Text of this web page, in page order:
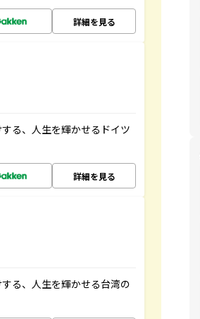
詳細を見る
る、人生を輝かせるドイツ
詳細を見る
る、人生を輝かせる台湾の